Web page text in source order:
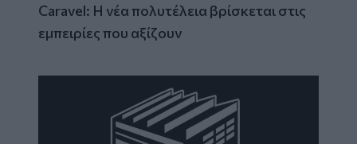
Caravel: Η νέα πολυτέλεια βρίσκεται στις
εμπειρίες που αξίζουν